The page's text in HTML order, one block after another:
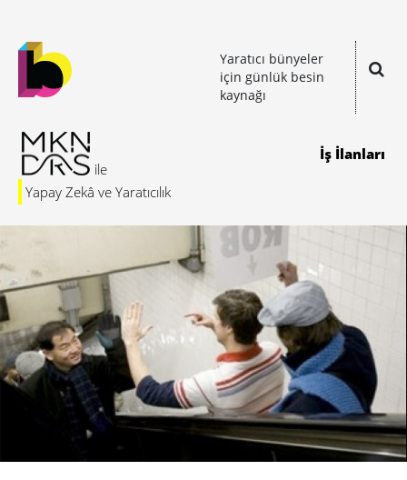
Yaratıcı bünyeler
için günlük besin
kaynağı
Yapay Zekâ ve Yaratıcılık
İş İlanları